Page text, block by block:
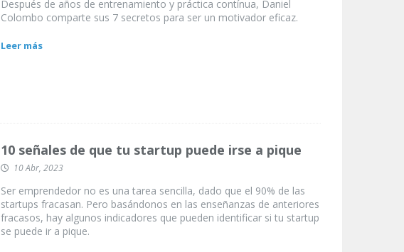
Después de años de entrenamiento y práctica contínua, Daniel
Colombo comparte sus 7 secretos para ser un motivador eficaz.
Leer más
10 señales de que tu startup puede irse a pique
10 Abr, 2023
Ser emprendedor no es una tarea sencilla, dado que el 90% de las
startups fracasan. Pero basándonos en las enseñanzas de anteriores
fracasos, hay algunos indicadores que pueden identificar si tu startup
se puede ir a pique.